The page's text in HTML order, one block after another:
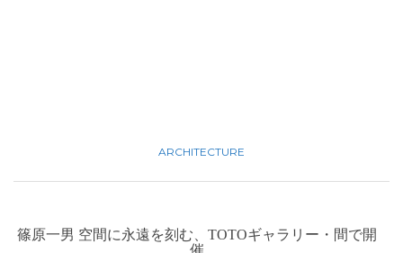
ARCHITECTURE
篠原一男 空間に永遠を刻む、TOTOギャラリー・間で開
催